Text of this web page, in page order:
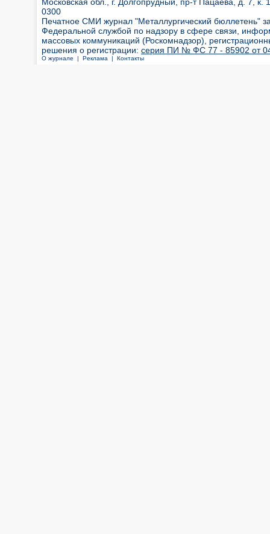
0300
Печатное СМИ журнал "Металлургический бюллетень"
Федеральной службой по надзору в сфере связи,
массовых коммуникаций (Роскомнадзор),
решения о регистрации: серия ПИ № ФС 77 - 85902 от 04
О журнале | Реклама | Контакты